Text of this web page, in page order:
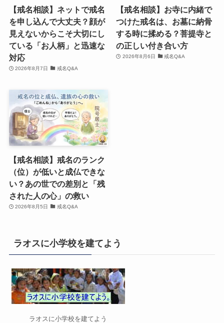
【戒名相談】ネットで戒名
を申し込んで大丈夫？顔が
見えないからこそ大切にし
ている「お人柄」と迅速な
対応
2026年8月7日 戒名Q&A
【戒名相談】お寺に内緒で
つけた戒名は、お墓に納骨
する時に揉める？菩提寺と
の正しい付き合い方
2026年8月6日 戒名Q&A
【戒名相談】戒名のランク
（位）が低いと成仏できな
い？あの世での差別と「残
された人の心」の救い
2026年8月5日 戒名Q&A
ラオスに小学校を建てよう
ラオスに小学校を建てよう